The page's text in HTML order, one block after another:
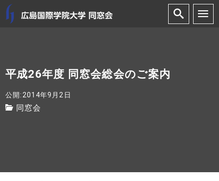
平成26年度 同窓会総会のご案内
公開:2014年9月2日
同窓会